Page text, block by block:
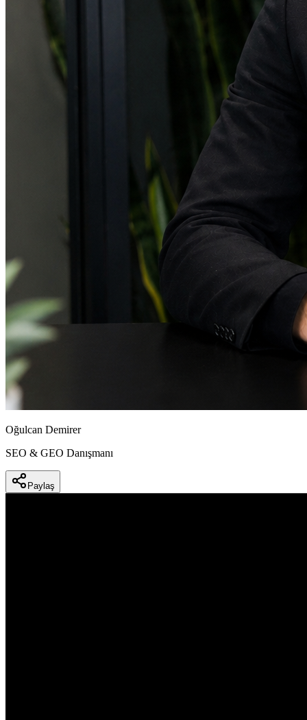
Oğulcan Demirer
SEO & GEO Danışmanı
Paylaş